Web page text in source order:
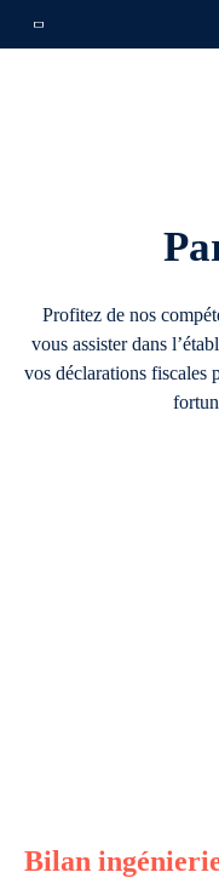
Profitez de nos
vous assister dans
vos déclarations fiscales
Bilan